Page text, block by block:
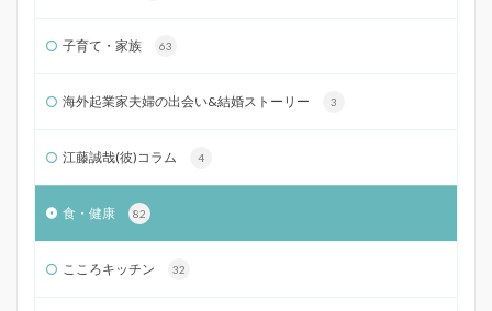
子育て・家族 63
海外起業家夫婦の出会い&結婚ストーリー 3
江藤誠哉(彼)コラム 4
食・健康 82
こころキッチン 32